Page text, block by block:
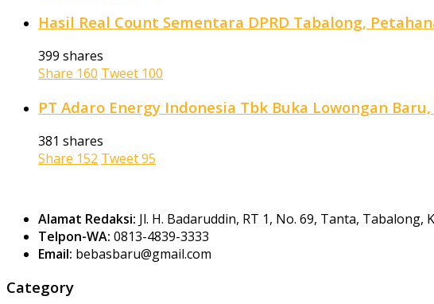
Hasil Real Count Sementara DPRD Tabalong,
399 shares
Share 160 Tweet 100
PT Adaro Energy Indonesia Tbk Buka Lowongan
381 shares
Share 152 Tweet95
Alamat Redaksi: Jl. H. Badaruddin, RT 1, No. 69, Tanta, Tabalong,
Telpon-WA: 0813-4839-3333
Email: bebasbaru@gmail.com
Category